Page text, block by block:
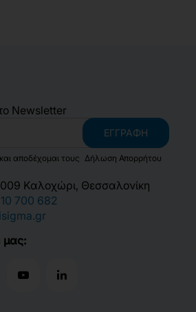
Newsletter
ΕΓΓΡΑΦΉ
αποδέχομαι τους Δήλωση Απορρήτου
Καλοχώρι, Θεσσαλονίκη
700 682
μας: